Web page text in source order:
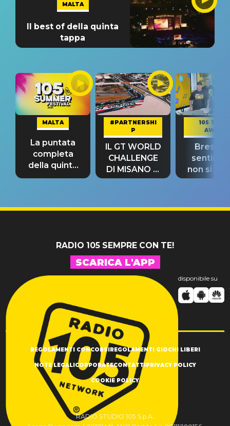
MALTA
Il best of della quinta
tappa
MALTA
La puntata
completa
della quinta
tappa
#PARTNERSHI
P
IL GT WORLD
CHALLENGE
DI MISANO si
riconferma
105 TAKE
AWAY
Bresh:
non si
fino alla
RADIO 105 SEMPRE CON TE!
SCARICA L'APP
disponibile su
REGOLAMENTI CONCORSI REGOLAMENTI GIOCHI LIBERI
NOTE LEGALI CORPORATECONTATTI PRIVACY POLICY
COOKIE POLICY
RADIO STUDIO 105 S.p.A.